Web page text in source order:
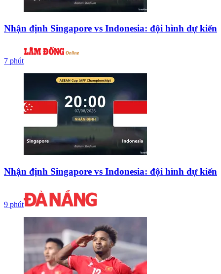
Nhận định Singapore vs Indonesia: đội hình dự kiến
7 phút
Nhận định Singapore vs Indonesia: đội hình dự kiến
9 phút